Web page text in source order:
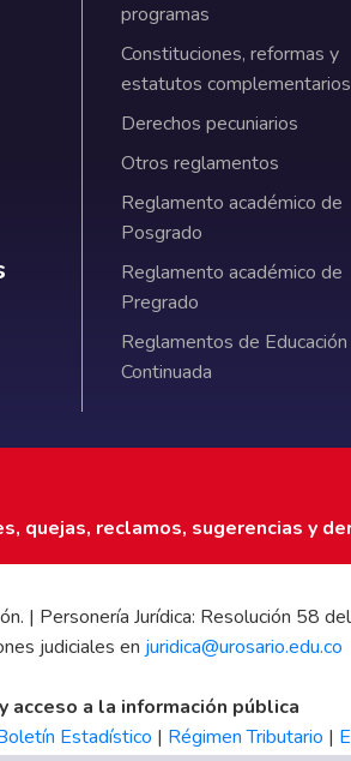
institucionales
programas
Constituciones, reformas y
estatutos complementarios
Derechos pecuniarios
Otros reglamentos
Reglamento académico de
Posgrado
Reglamento académico de
Pregrado
Reglamentos de Educación
Continuada
quejas, reclamos, sugerencias y
| Personería Jurídica: Resolución
judiciales en juridica@urosario.edu.co
acceso a la información pública
Estadístico | Régimen Tributario |